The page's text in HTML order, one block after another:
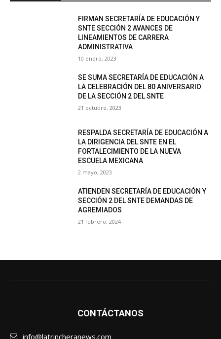
FIRMAN SECRETARÍA DE EDUCACIÓN Y
SNTE SECCIÓN 2 AVANCES DE
LINEAMIENTOS DE CARRERA
ADMINISTRATIVA
10 enero, 2023
SE SUMA SECRETARÍA DE EDUCACIÓN A
LA CELEBRACIÓN DEL 80 ANIVERSARIO
DE LA SECCIÓN 2 DEL SNTE
21 octubre, 2023
RESPALDA SECRETARÍA DE EDUCACIÓN A
LA DIRIGENCIA DEL SNTE EN EL
FORTALECIMIENTO DE LA NUEVA
ESCUELA MEXICANA
2 mayo, 2023
ATIENDEN SECRETARÍA DE EDUCACIÓN Y
SECCIÓN 2 DEL SNTE DEMANDAS DE
AGREMIADOS
21 febrero, 2024
CONTÁCTANOS
info@latrincheranews.com